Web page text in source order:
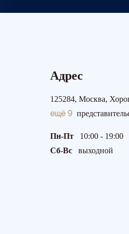
Адрес
125284, Москва,
ещё 9
Пн-Пт
10:00 - 19:00
Сб-Вс
выходной